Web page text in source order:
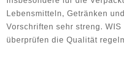
Lebensmitteln, Getränken
Vorschriften sehr streng.
überprüfen die Qualität